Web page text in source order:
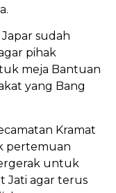
sudah
pihak
meja Bantuan
yang Bang
Kramat
pertemuan
untuk
Jati agar terus